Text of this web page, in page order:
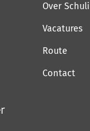
Over
Vacatures
Route
Contact